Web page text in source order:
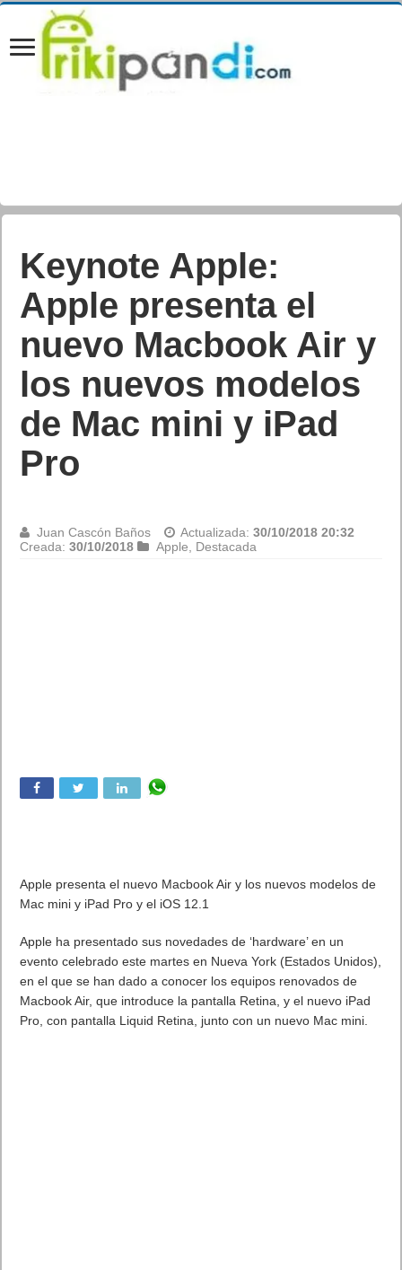
Keynote Apple:
Apple presenta el
nuevo Macbook Air y
los nuevos modelos
de Mac mini y iPad
Pro
Juan Cascón Baños Actualizada:30/10/2018 20:32
Creada:30/10/2018 Apple Destacada
Apple presenta el nuevo Macbook Air y los nuevos modelos de
Mac mini y iPad Pro y el iOS 12.1
Apple ha presentado sus novedades de ‘hardware’ en un
evento celebrado este martes en Nueva York (Estados Unidos),
en el que se han dado a conocer los equipos renovados de
Macbook Air, que introduce la pantalla Retina, y el nuevo iPad
Pro, con pantalla Liquid Retina, junto con un nuevo Mac mini.